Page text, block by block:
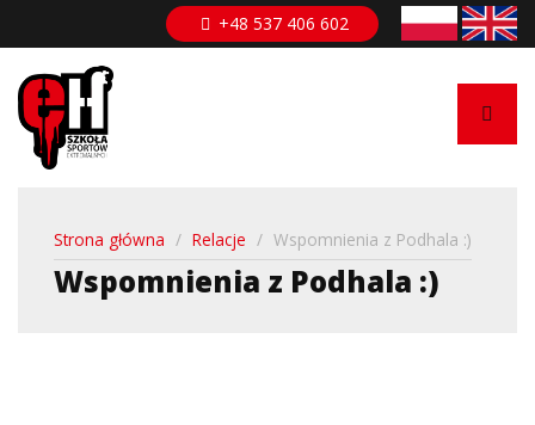
do
treści
+48 537 406 602
Strona główna / Relacje / Wspomnienia z Podhala :)
Wspomnienia z Podhala :)